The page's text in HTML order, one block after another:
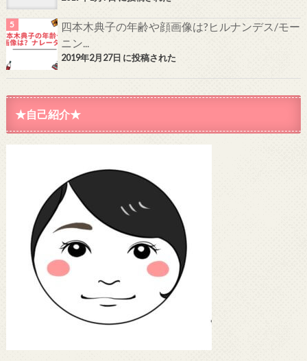
四本木典子の年齢や顔画像は?ヒルナンデス/モー
ニン...
2019年2月27日 に投稿された
★自己紹介★